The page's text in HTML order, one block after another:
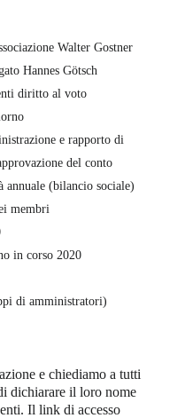
Walter Gostner
Hannes Götsch
diritto al voto
e rapporto di
del conto
annuale (bilancio sociale)
membri
in corso 2020
di amministratori)
e chiediamo a tutti
dichiarare il loro nome
Il link di accesso